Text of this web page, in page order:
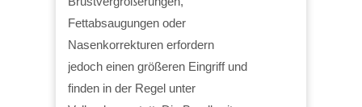
Fettabsaugungen oder
Nasenkorrekturen erfordern
jedoch einen größeren Eingriff und
finden in der Regel unter